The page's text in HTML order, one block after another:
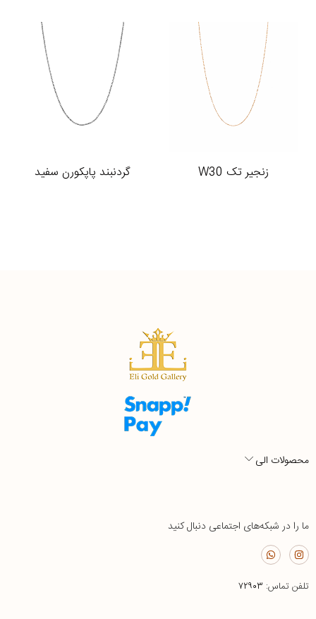
زنجیر تک W30 گردنبند پاپکورن سفید
محصولات الی
ما را در شبکه‌های اجتماعی دنبال کنید
تلفن تماس: ۷۲۹۰۳